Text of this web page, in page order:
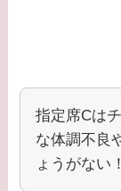
指定席Cは
な体調不良
ょうがない